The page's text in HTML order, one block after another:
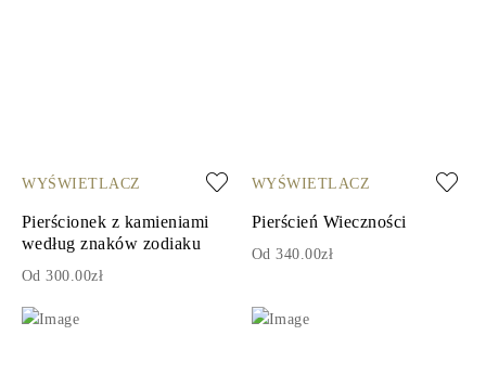
WYŚWIETLACZ
Pierścionek z kamieniami
według znaków zodiaku
Od 300.00zł
WYŚWIETLACZ
Pierścień Wieczności
Od 340.00zł